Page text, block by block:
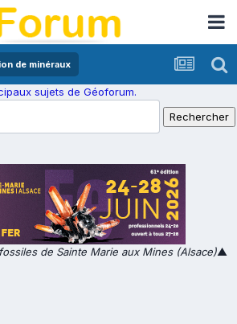
de minéraux
sujets de Géoforum.
de Sainte Marie aux Mines (Alsace)▲